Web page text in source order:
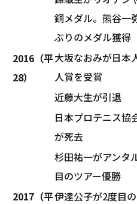
2016（平
28）
銅メダル。熊谷一
ぶりのメダル獲得
大坂なおみが日本
人賞を受賞
近藤大生が引退
日本プロテニス協
が死去
2017（平
杉田祐一がアンタ
目のツアー優勝
伊達公子が2度目